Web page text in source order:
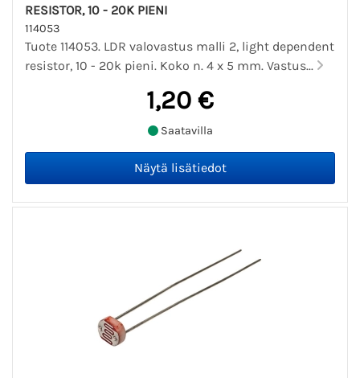
RESISTOR, 10 - 20K PIENI
114053
Tuote 114053. LDR valovastus malli 2, light dependent
resistor, 10 - 20k pieni. Koko n. 4 x 5 mm. Vastus...
1,20 €
Saatavilla